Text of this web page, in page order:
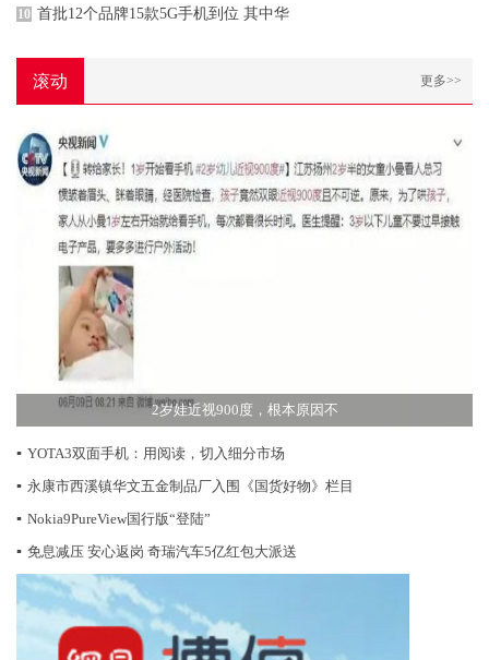
10 首批12个品牌15款5G手机到位 其中华
滚动 更多>>
2岁娃近视900度，根本原因不
▪ YOTA3双面手机：用阅读，切入细分市场
▪ 永康市西溪镇华文五金制品厂入围《国货好物》栏目
▪ Nokia9PureView国行版“登陆”
▪ 免息减压 安心返岗 奇瑞汽车5亿红包大派送